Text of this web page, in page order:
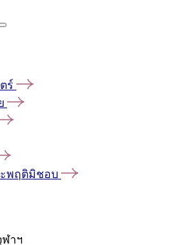
ร์
ะพฤติมิชอบ
าฯ